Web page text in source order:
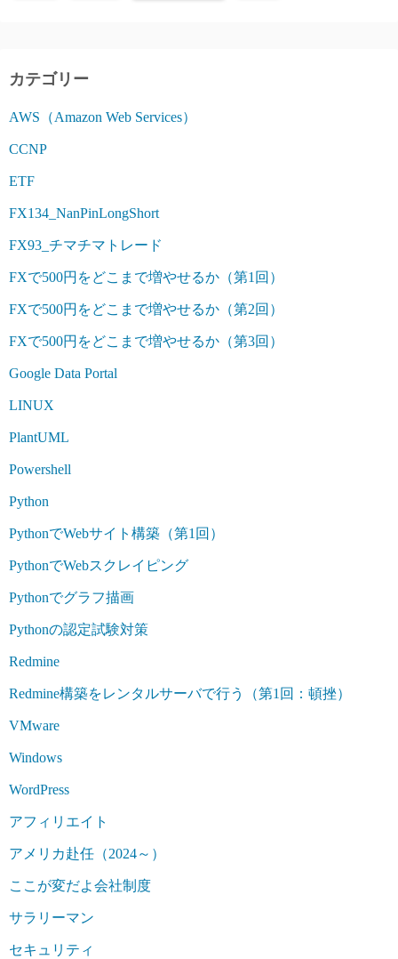
カテゴリー
AWS（Amazon Web Services）
CCNP
ETF
FX134_NanPinLongShort
FX93_チマチマトレード
FXで500円をどこまで増やせるか（第1回）
FXで500円をどこまで増やせるか（第2回）
FXで500円をどこまで増やせるか（第3回）
Google Data Portal
LINUX
PlantUML
Powershell
Python
PythonでWebサイト構築（第1回）
PythonでWebスクレイピング
Pythonでグラフ描画
Pythonの認定試験対策
Redmine
Redmine構築をレンタルサーバで行う（第1回：頓挫）
VMware
Windows
WordPress
アフィリエイト
アメリカ赴任（2024～）
ここが変だよ会社制度
サラリーマン
セキュリティ